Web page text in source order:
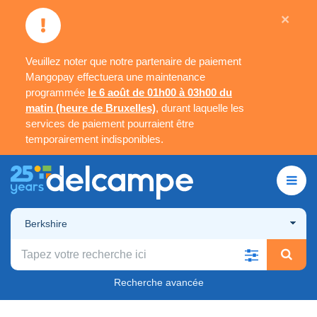
Veuillez noter que notre partenaire de paiement
Mangopay effectuera une maintenance
programmée le 6 août de 01h00 à 03h00 du
matin (heure de Bruxelles), durant laquelle les
services de paiement pourraient être
temporairement indisponibles.
×
Berkshire
Recherche avancée